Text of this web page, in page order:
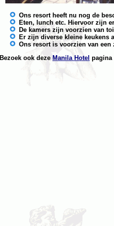
Ons resort heeft nu nog de
Eten, lunch etc. Hiervoor zijn
De kamers zijn voorzien van
Er zijn diverse kleine keukens
Ons resort is voorzien van een
Bezoek ook deze Manila Hotel pagina